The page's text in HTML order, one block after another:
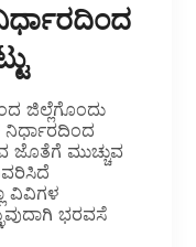
ಜಿಲ್ಲೆಗೊಂದು
ನಿರ್ಧಾರದಿಂದ
ಜೊತೆಗೆ ಮುಚ್ಚುವ
ವಿವಿಗಳ
ಭರವಸೆ